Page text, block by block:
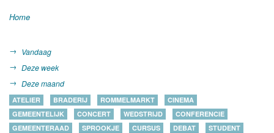
Home
Vandaag
Deze week
Deze maand
ATELIER BRADERIJ ROMMELMARKT
CINEMA
GEMEENTELIJK
CONCERT WEDSTRIJD
CONFERENCIE
GEMEENTERAAD
SPROOKJE CURSUS DEBAT
STUDENT